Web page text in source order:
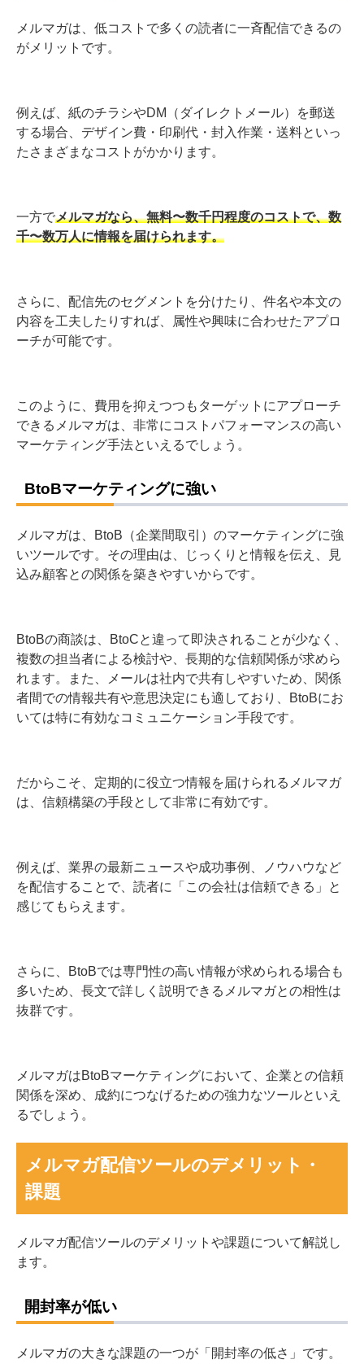
メルマガは、低コストで多くの読者に一斉配信できるの
がメリットです。
例えば、紙のチラシやDM（ダイレクトメール）を郵送
する場合、デザイン費・印刷代・封入作業・送料といっ
たさまざまなコストがかかります。
一方でメルマガなら、無料〜数千円程度のコストで、数
千〜数万人に情報を届けられます。
さらに、配信先のセグメントを分けたり、件名や本文の
内容を工夫したりすれば、属性や興味に合わせたアプロ
ーチが可能です。
このように、費用を抑えつつもターゲットにアプローチ
できるメルマガは、非常にコストパフォーマンスの高い
マーケティング手法といえるでしょう。
BtoBマーケティングに強い
メルマガは、BtoB（企業間取引）のマーケティングに強
いツールです。その理由は、じっくりと情報を伝え、見
込み顧客との関係を築きやすいからです。
BtoBの商談は、BtoCと違って即決されることが少なく、
複数の担当者による検討や、長期的な信頼関係が求めら
れます。また、メールは社内で共有しやすいため、関係
者間での情報共有や意思決定にも適しており、BtoBにお
いては特に有効なコミュニケーション手段です。
だからこそ、定期的に役立つ情報を届けられるメルマガ
は、信頼構築の手段として非常に有効です。
例えば、業界の最新ニュースや成功事例、ノウハウなど
を配信することで、読者に「この会社は信頼できる」と
感じてもらえます。
さらに、BtoBでは専門性の高い情報が求められる場合も
多いため、長文で詳しく説明できるメルマガとの相性は
抜群です。
メルマガはBtoBマーケティングにおいて、企業との信頼
関係を深め、成約につなげるための強力なツールといえ
るでしょう。
メルマガ配信ツールのデメリット・
課題
メルマガ配信ツールのデメリットや課題について解説し
ます。
開封率が低い
メルマガの大きな課題の一つが「開封率の低さ」です。